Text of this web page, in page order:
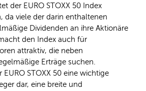
der EURO STOXX 50 Index
da viele der darin enthaltenen
Dividenden an ihre Aktionäre
den Index auch für
attraktiv, die neben
Erträge suchen.
EURO STOXX 50 eine wichtige
dar, eine breite und